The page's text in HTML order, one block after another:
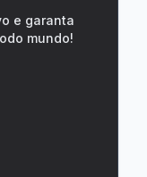
e garanta
mundo!